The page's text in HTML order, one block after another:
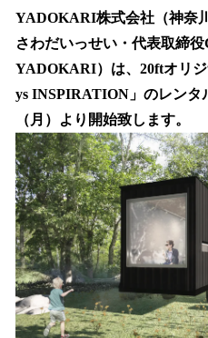
！
数
を
読
み
込
み
中
で
す
YADOKARI株式会社（神奈
さわだいっせい・代表取締
YADOKARI）は、20ftオリ
ys INSPIRATION」のレンタ
（月）より開始致します。